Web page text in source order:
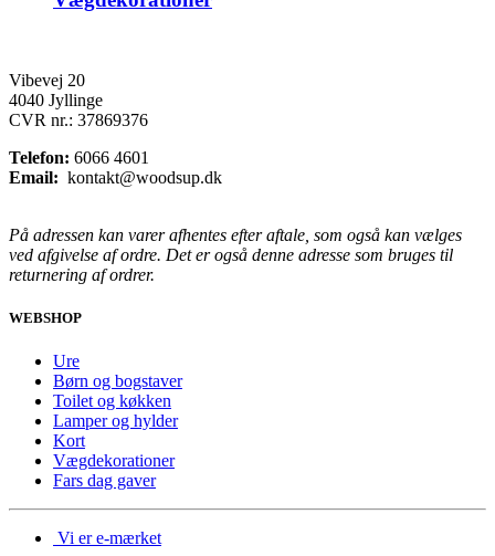
Vibevej 20
4040 Jyllinge
CVR nr.: 37869376
Telefon: 6066 4601
Email: kontakt@woodsup.dk
På adressen kan varer afhentes efter aftale, som også kan vælges
ved afgivelse af ordre. Det er også denne adresse som bruges til
returnering af ordrer.
WEBSHOP
Ure
Børn og bogstaver
Toilet og køkken
Lamper og hylder
Kort
Vægdekorationer
Fars dag gaver
Vi er e-mærket